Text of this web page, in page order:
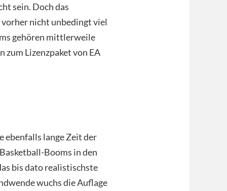
sein. Doch das
nicht unbedingt viel
gehören mittlerweile
zum Lizenzpaket von EA
ebenfalls lange Zeit der
Booms in den
bis dato realistischste
wuchs die Auflage